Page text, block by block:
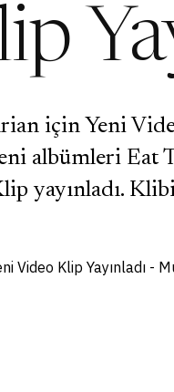
için Yeni
albümleri Eat
yayınladı.